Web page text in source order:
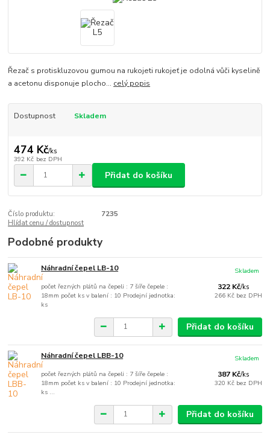
Řezač s protiskluzovou gumou na rukojeti rukojeť je odolná vůči kyselině
a acetonu disponuje plocho... celý popis
Dostupnost Skladem
474 Kč/ks
392 Kč bez DPH
Přidat do košíku
Číslo produktu:
7235
Hlídat cenu / dostupnost
Podobné produkty
Náhradní čepel LB-10
počet řezných plátů na čepeli : 7 šíře čepele :
18mm počet ks v balení : 10 Prodejní jednotka:
ks
322 Kč/ks
266 Kč bez DPH
Skladem
Přidat do košíku
Náhradní čepel LBB-10
počet řezných plátů na čepeli : 7 šíře čepele :
18mm počet ks v balení : 10 Prodejní jednotka:
ks ...
387 Kč/ks
320 Kč bez DPH
Skladem
Přidat do košíku